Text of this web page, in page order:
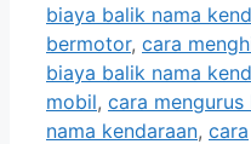
biaya balik nama
bermotor, cara
biaya balik nama
mobil, cara mengurus
nama kendaraan, cara